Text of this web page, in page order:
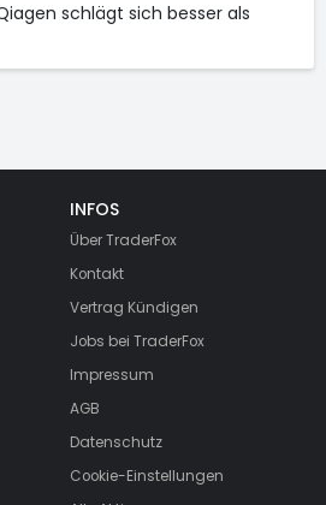
schlägt sich besser als
INFOS
Über TraderFox
Kontakt
Vertrag Kündigen
Jobs bei TraderFox
Impressum
AGB
Datenschutz
Cookie-Einstellungen